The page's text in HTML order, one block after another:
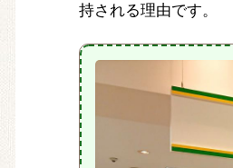
持される理由です。